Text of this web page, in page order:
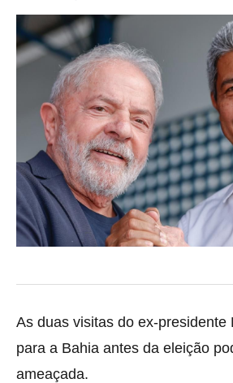
As duas visitas do ex-presidente
para a Bahia antes da eleição
ameaçada.